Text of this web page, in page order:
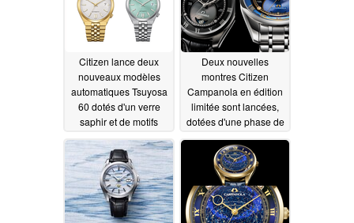
Citizen lance deux
nouveaux modèles
automatiques Tsuyosa
60 dotés d'un verre
saphir et de motifs
guillochés07/07/2026
Deux nouvelles
montres Citizen
Campanola en édition
limitée sont lancées,
dotées d'une phase de
lune en nacre07/04/2026